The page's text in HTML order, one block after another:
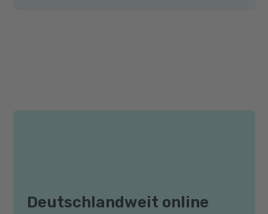
Deutschlandweit online